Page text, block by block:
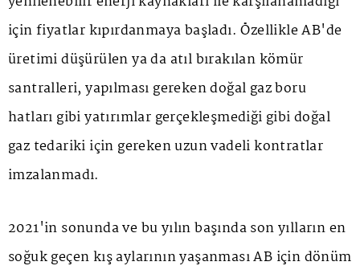
için fiyatlar kıpırdanmaya başladı. Özellikle AB'de
üretimi düşürülen ya da atıl bırakılan kömür
santralleri, yapılması gereken doğal gaz boru
hatları gibi yatırımlar gerçekleşmediği gibi doğal
gaz tedariki için gereken uzun vadeli kontratlar
imzalanmadı.
2021'in sonunda ve bu yılın başında son yılların en
soğuk geçen kış aylarının yaşanması AB için dönüm